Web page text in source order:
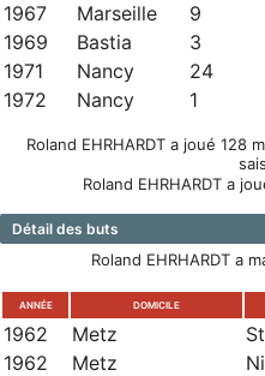
1967
Marseille 9
1969
Bastia
3
1971
Nancy 24
1972
Nancy 1
Roland EHRHARDT a joué 128
Roland EHRHARDT a
Détail des buts
Roland EHRHARDT a
ANNÉE DOMICILE
1962 Metz
1962
Metz